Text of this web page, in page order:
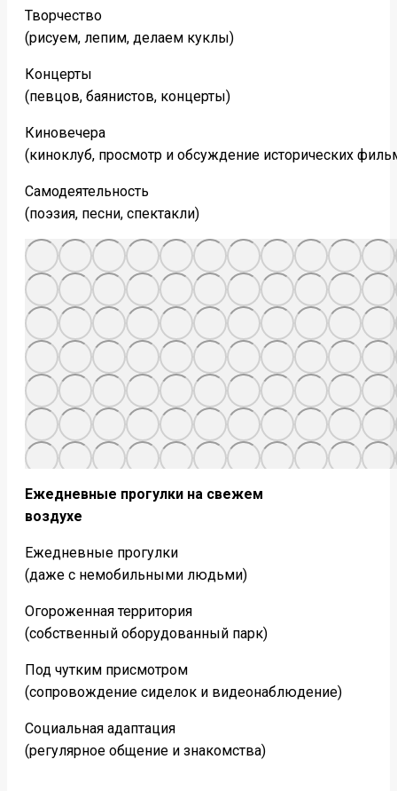
Творчество
(рисуем, лепим, делаем куклы)
Концерты
(певцов, баянистов, концерты)
Киновечера
(киноклуб, просмотр и обсуждение исторических
Самодеятельность
(поэзия, песни, спектакли)
Ежедневные прогулки на свежем
воздухе
Ежедневные прогулки
(даже с немобильными людьми)
Огороженная территория
(собственный оборудованный парк)
Под чутким присмотром
(сопровождение сиделок и видеонаблюдение)
Социальная адаптация
(регулярное общение и знакомства)